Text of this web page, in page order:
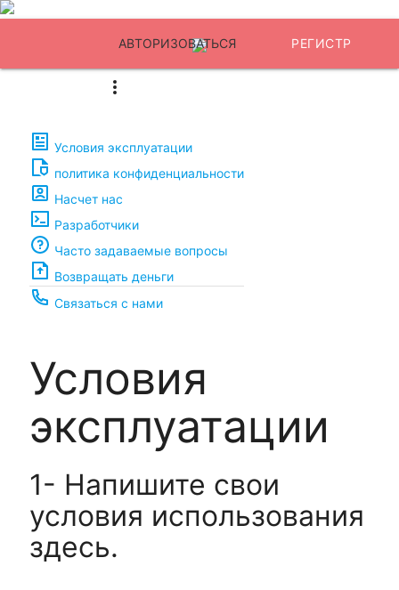
АВТОРИЗОВАТЬСЯ РЕГИСТР
Условия эксплуатации
политика конфиденциальности
Насчет нас
Разработчики
Часто задаваемые вопросы
Возвращать деньги
Связаться с нами
Условия
эксплуатации
1- Напишите свои
условия использования
здесь.